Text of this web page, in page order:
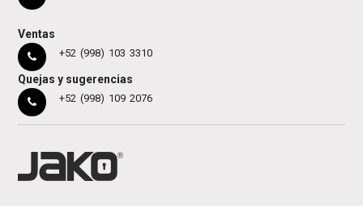
Ventas
+52 (998) 103 3310
Quejas y sugerencias
+52 (998) 109 2076